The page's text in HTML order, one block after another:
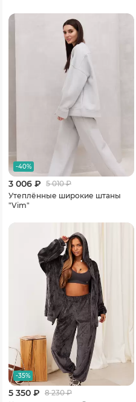
-40%
3 006 ₽ 5 010₽
Утеплённые широкие штаны
"Vim"
-35%
5 350 ₽ 8 230₽